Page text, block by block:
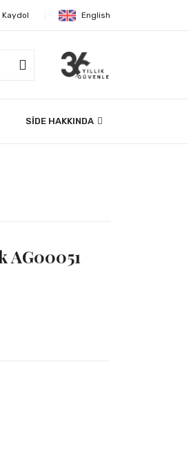
Kaydol English
SİDE HAKKINDA
AG00051